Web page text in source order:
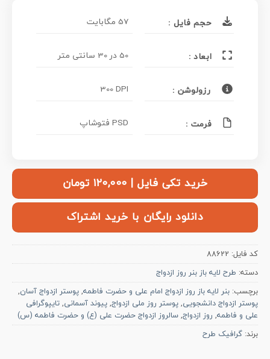
حجم فایل : 57 مگابایت
ابعاد : 50 در 30 سانتی متر
رزولوشن : 300 DPI
فرمت : PSD فتوشاپ
خرید تکی فایل | ۱۲۰,۰۰۰ تومان
دانلود رایگان با خرید اشتراک
کد فایل: 88622
دسته: طرح لایه باز بنر روز ازدواج
برچسب: بنر لایه باز روز ازدواج امام علی و حضرت فاطمه, پوستر ازدواج آسان,
پوستر ازدواج دانشجویی, پوستر روز ملی ازدواج, پیوند آسمانی, تایپوگرافی
علی و فاطمه, روز ازدواج, سالروز ازدواج حضرت علی (ع) و حضرت فاطمه (س)
برند: گرافیک طرح